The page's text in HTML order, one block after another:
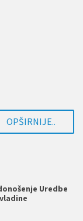
OPŠIRNIJE..
Uredbe